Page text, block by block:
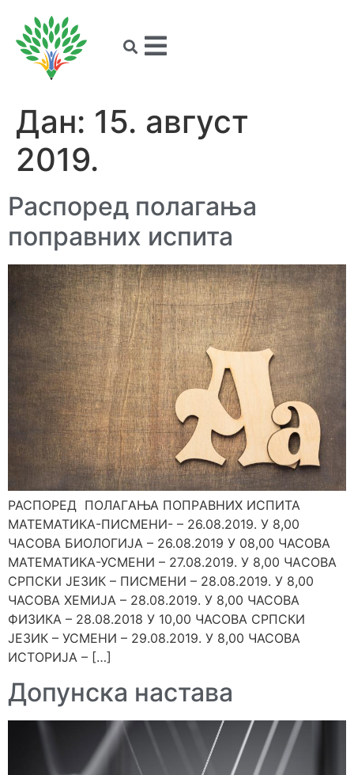
Дан: 15. август
2019.
Распоред полагања
поправних испита
РАСПОРЕД ПOЛAГAЊА ПOПРAВНИХ ИСПИTA
МАТЕМАТИКА-ПИСМЕНИ- – 26.08.2019. У 8,00
ЧAСOВA БИОЛОГИЈА – 26.08.2019 У 08,00 ЧАСОВА
МАТЕМАТИКА-УСМЕНИ – 27.08.2019. У 8,00 ЧAСOВA
СРПСКИ ЈЕЗИК – ПИСМЕНИ – 28.08.2019. У 8,00
ЧАСОВА ХЕМИЈА – 28.08.2019. У 8,00 ЧАСОВА
ФИЗИКА – 28.08.2018 У 10,00 ЧАСОВА СРПСКИ
ЈЕЗИК – УСМЕНИ – 29.08.2019. У 8,00 ЧАСОВА
ИСТОРИЈА – […]
Допунска настава